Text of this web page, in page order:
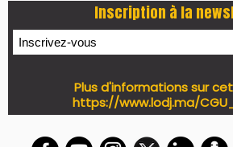
Inscription à la
Plus d'informations sur
https://www.lodj.ma/